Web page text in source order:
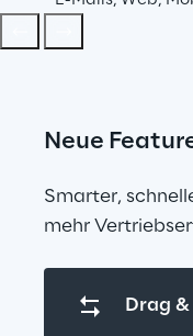
Neue
Smarter,
mehr
Drag